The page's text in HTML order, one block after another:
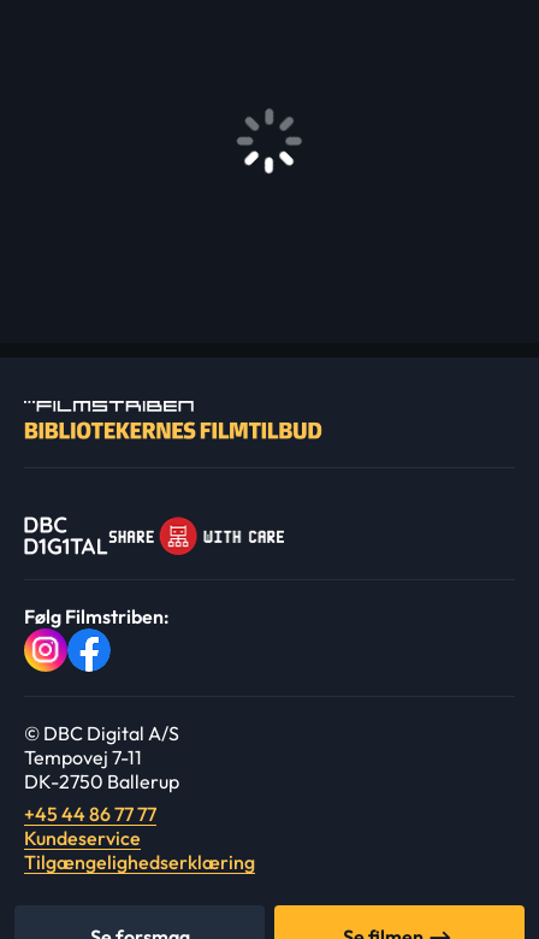
Følg Filmstriben:
© DBC Digital A/S
Tempovej 7-11
DK-2750 Ballerup
+45 44 86 77 77
Kundeservice
Tilgængelighedserklæring